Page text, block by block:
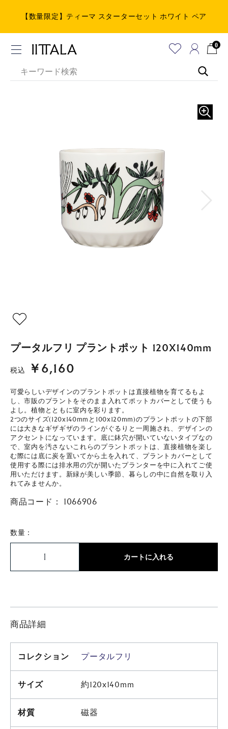
【数量限定】ティーマ スターターセット ホワイト ペア
0
プータルフリ プラントポット 120X140mm
税込 ￥6,160
可愛らしいデザインのプラントポットは直接植物を育てるもよ
し、市販のプラントをそのまま入れてポットカバーとして使うも
よし。植物とともに室内を彩ります。
2つのサイズ(120x140mmと100x120mm)のプラントポットの下部
には大きなギザギザのラインがぐるりと一周施され、デザインの
アクセントになっています。底に鉢穴が開いていないタイプなの
で、室内を汚さないこれらのプラントポットは、直接植物を楽し
む際には底に炭を置いてから土を入れて、プラントカバーとして
使用する際には排水用の穴が開いたプランターを中に入れてご使
用いただけます。新緑が美しい季節、暮らしの中に自然を取り入
れてみませんか。
商品コード： 1066906
数量：
カートに入れる
商品詳細
コレクション プータルフリ
サイズ 約120x140mm
材質 磁器